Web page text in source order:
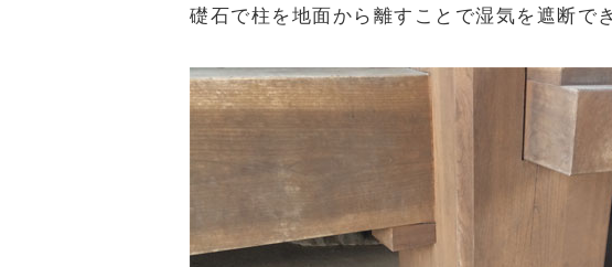
礎石で柱を地面から離すことで湿気を遮断で